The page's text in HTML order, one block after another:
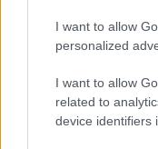
I want to allow
personalized
I want to allow
related to
device identifiers